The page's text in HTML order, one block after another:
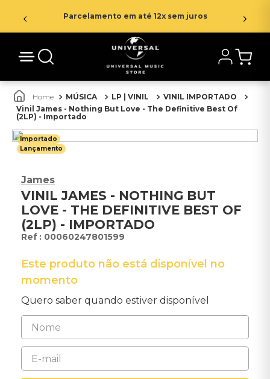
Parcelamento em até 12x sem juros
MÚSICA LP | VINIL
VINIL IMPORTADO
Vinil James - Nothing But Love - The Definitive Best Of
(2LP) - Importado
Importado
Lançamento
James
VINIL JAMES - NOTHING BUT
LOVE - THE DEFINITIVE BEST OF
(2LP) - IMPORTADO
: 00060247801599
Este produto não está disponível no
momento
Quero saber quando estiver disponível